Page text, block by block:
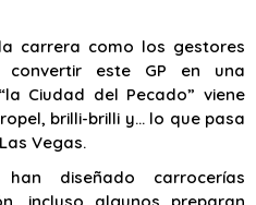
carrera como los gestores
convertir este GP en una
Ciudad del Pecado” viene
brilli-brilli y… lo que pasa
Vegas.
diseñado carrocerías